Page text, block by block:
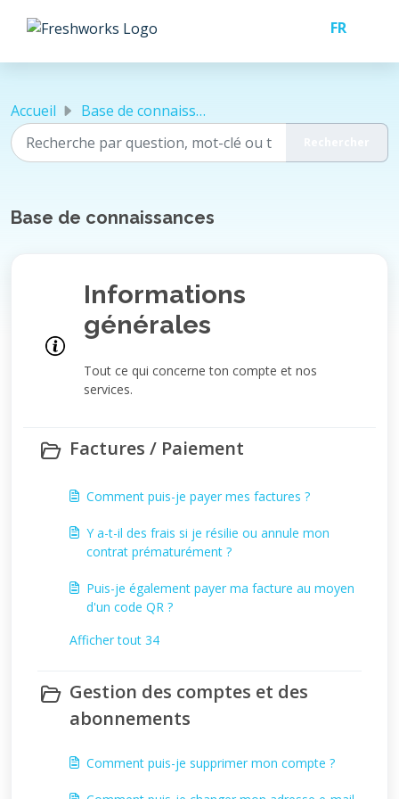
Accueil Base de connaissances
Base de connaissances
Informations
générales
Tout ce qui concerne ton compte et nos
services.
Factures / Paiement
Comment puis-je payer mes factures ?
Y a-t-il des frais si je résilie ou annule mon
contrat prématurément ?
Puis-je également payer ma facture au moyen
d'un code QR ?
Afficher tout 34
Gestion des comptes et des
abonnements
Comment puis-je supprimer mon compte ?